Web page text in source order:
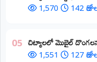
1,570 142
05 చిట్యాలలో మొబైల్ దొంగలను
1,551 127